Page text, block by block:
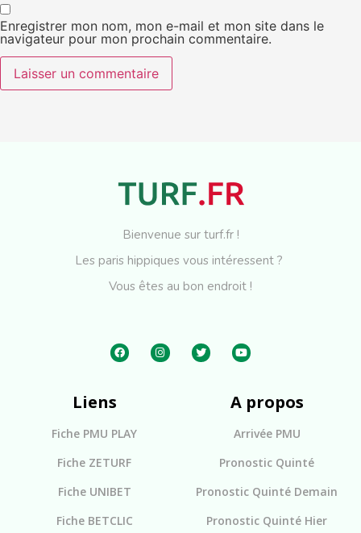
Enregistrer mon nom, mon e-mail et mon site dans le
navigateur pour mon prochain commentaire.
Bienvenue sur turf.fr !
Les paris hippiques vous intéressent ?
Vous êtes au bon endroit !
Liens
Fiche PMU PLAY
Fiche ZETURF
Fiche UNIBET
Fiche BETCLIC
A propos
Arrivée PMU
Pronostic Quinté
Pronostic Quinté Demain
Pronostic Quinté Hier